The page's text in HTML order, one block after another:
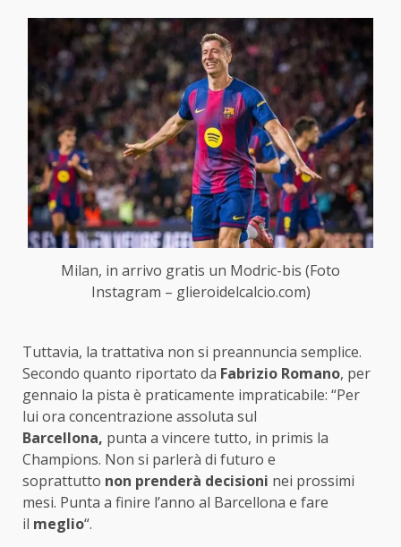
Milan, in arrivo gratis un Modric-bis (Foto
Instagram – glieroidelcalcio.com)
Tuttavia, la trattativa non si preannuncia semplice.
Secondo quanto riportato da Fabrizio Romano, per
gennaio la pista è praticamente impraticabile: “Per
lui ora concentrazione assoluta sul
Barcellona, punta a vincere tutto, in primis la
Champions. Non si parlerà di futuro e
soprattutto non prenderà decisioni nei prossimi
mesi. Punta a finire l’anno al Barcellona e fare
il meglio“.